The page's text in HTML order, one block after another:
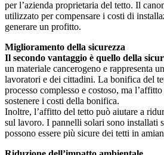
per l’azienda proprietaria del tetto. Il
utilizzato per compensare i costi di
generare un profitto.
Miglioramento della sicurezza
Il secondo vantaggio è quello della
un materiale cancerogeno e rappresenta
lavoratori e dei cittadini. La bonifica del
processo complesso e costoso, ma
sostenere i costi della bonifica.
Inoltre, l’affitto del tetto può aiutare a
sul lavoro. I pannelli solari sono installati
possono essere più sicure dei tetti in